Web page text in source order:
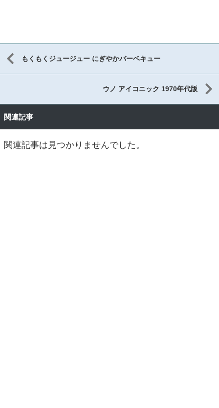
もくもくジュージュー にぎやかバーベキュー
ウノ アイコニック 1970年代版
関連記事
関連記事は見つかりませんでした。